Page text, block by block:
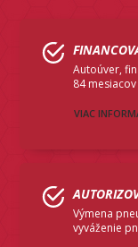
Autoúver,
84
VIAC
Výmena
vyváženie